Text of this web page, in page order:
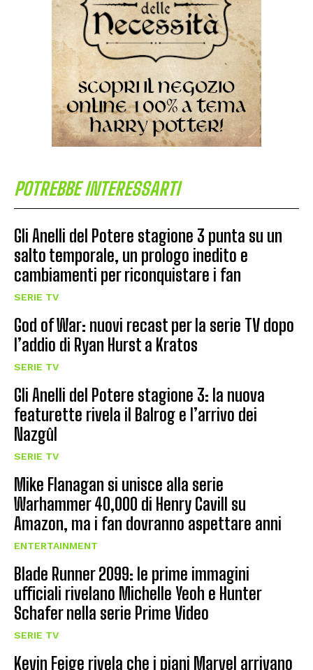
POTREBBE INTERESSARTI
Gli Anelli del Potere stagione 3 punta su un
salto temporale, un prologo inedito e
cambiamenti per riconquistare i fan
SERIE TV
God of War: nuovi recast per la serie TV dopo
l’addio di Ryan Hurst a Kratos
SERIE TV
Gli Anelli del Potere stagione 3: la nuova
featurette rivela il Balrog e l’arrivo dei
Nazgûl
SERIE TV
Mike Flanagan si unisce alla serie
Warhammer 40,000 di Henry Cavill su
Amazon, ma i fan dovranno aspettare anni
ENTERTAINMENT
Blade Runner 2099: le prime immagini
ufficiali rivelano Michelle Yeoh e Hunter
Schafer nella serie Prime Video
SERIE TV
Kevin Feige rivela che i piani Marvel arrivano